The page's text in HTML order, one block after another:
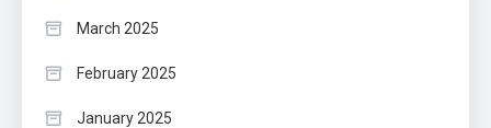
March 2025
February 2025
January 2025